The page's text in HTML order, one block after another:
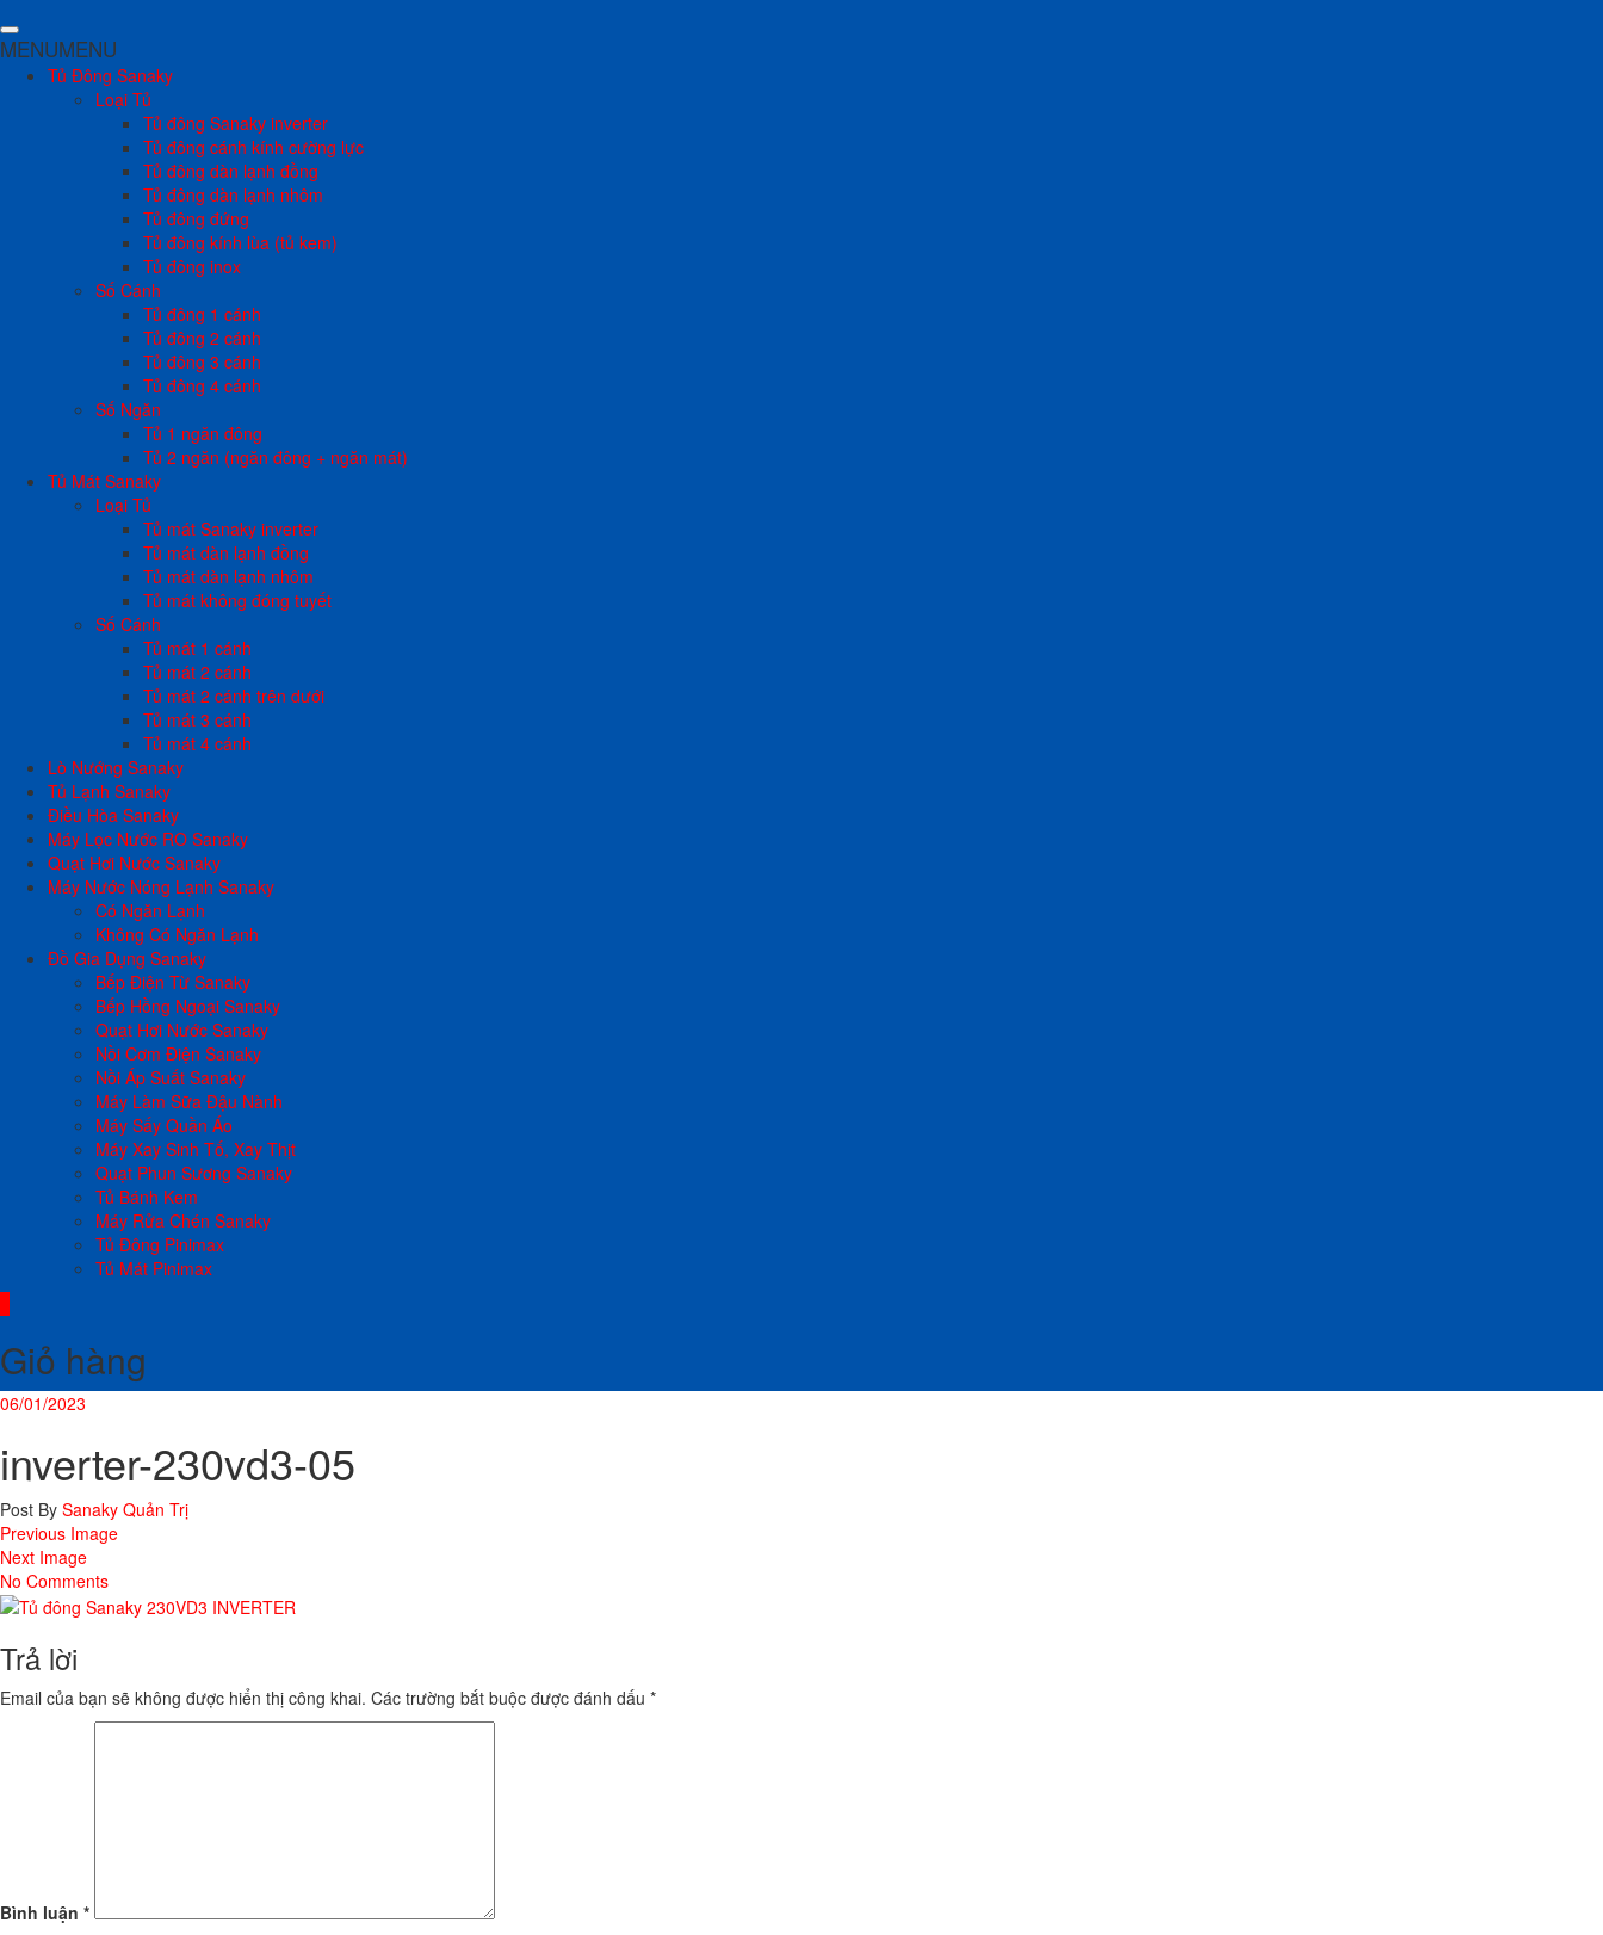
MENUMENU
Tủ Đông Sanaky
Loại Tủ
Tủ đông Sanaky inverter
Tủ đông cánh kính cường lực
Tủ đông dàn lạnh đồng
Tủ đông dàn lạnh nhôm
Tủ đông đứng
Tủ đông kính lùa (tủ kem)
Tủ đông inox
Số Cánh
Tủ đông 1 cánh
Tủ đông 2 cánh
Tủ đông 3 cánh
Tủ đông 4 cánh
Số Ngăn
Tủ 1 ngăn đông
Tủ 2 ngăn (ngăn đông + ngăn mát)
Tủ Mát Sanaky
Loại Tủ
Tủ mát Sanaky inverter
Tủ mát dàn lạnh đồng
Tủ mát dàn lạnh nhôm
Tủ mát không đóng tuyết
Số Cánh
Tủ mát 1 cánh
Tủ mát 2 cánh
Tủ mát 2 cánh trên dưới
Tủ mát 3 cánh
Tủ mát 4 cánh
Lò Nướng Sanaky
Tủ Lạnh Sanaky
Điều Hòa Sanaky
Máy Lọc Nước RO Sanaky
Quạt Hơi Nước Sanaky
Máy Nước Nóng Lạnh Sanaky
Có Ngăn Lạnh
Không Có Ngăn Lạnh
Đồ Gia Dụng Sanaky
Bếp Điện Từ Sanaky
Bếp Hồng Ngoại Sanaky
Quạt Hơi Nước Sanaky
Nồi Cơm Điện Sanaky
Nồi Áp Suất Sanaky
Máy Làm Sữa Đậu Nành
Máy Sấy Quần Áo
Máy Xay Sinh Tố, Xay Thịt
Quạt Phun Sương Sanaky
Tủ Bánh Kem
Máy Rửa Chén Sanaky
Tủ Đông Pinimax
Tủ Mát Pinimax
Giỏ hàng
06/01/2023
inverter-230vd3-05
Post By Sanaky Quản Trị
Previous Image
Next Image
No Comments
Trả lời
Email của bạn sẽ không được hiển thị công khai. Các trường bắt buộc được đánh dấu *
Bình luận *